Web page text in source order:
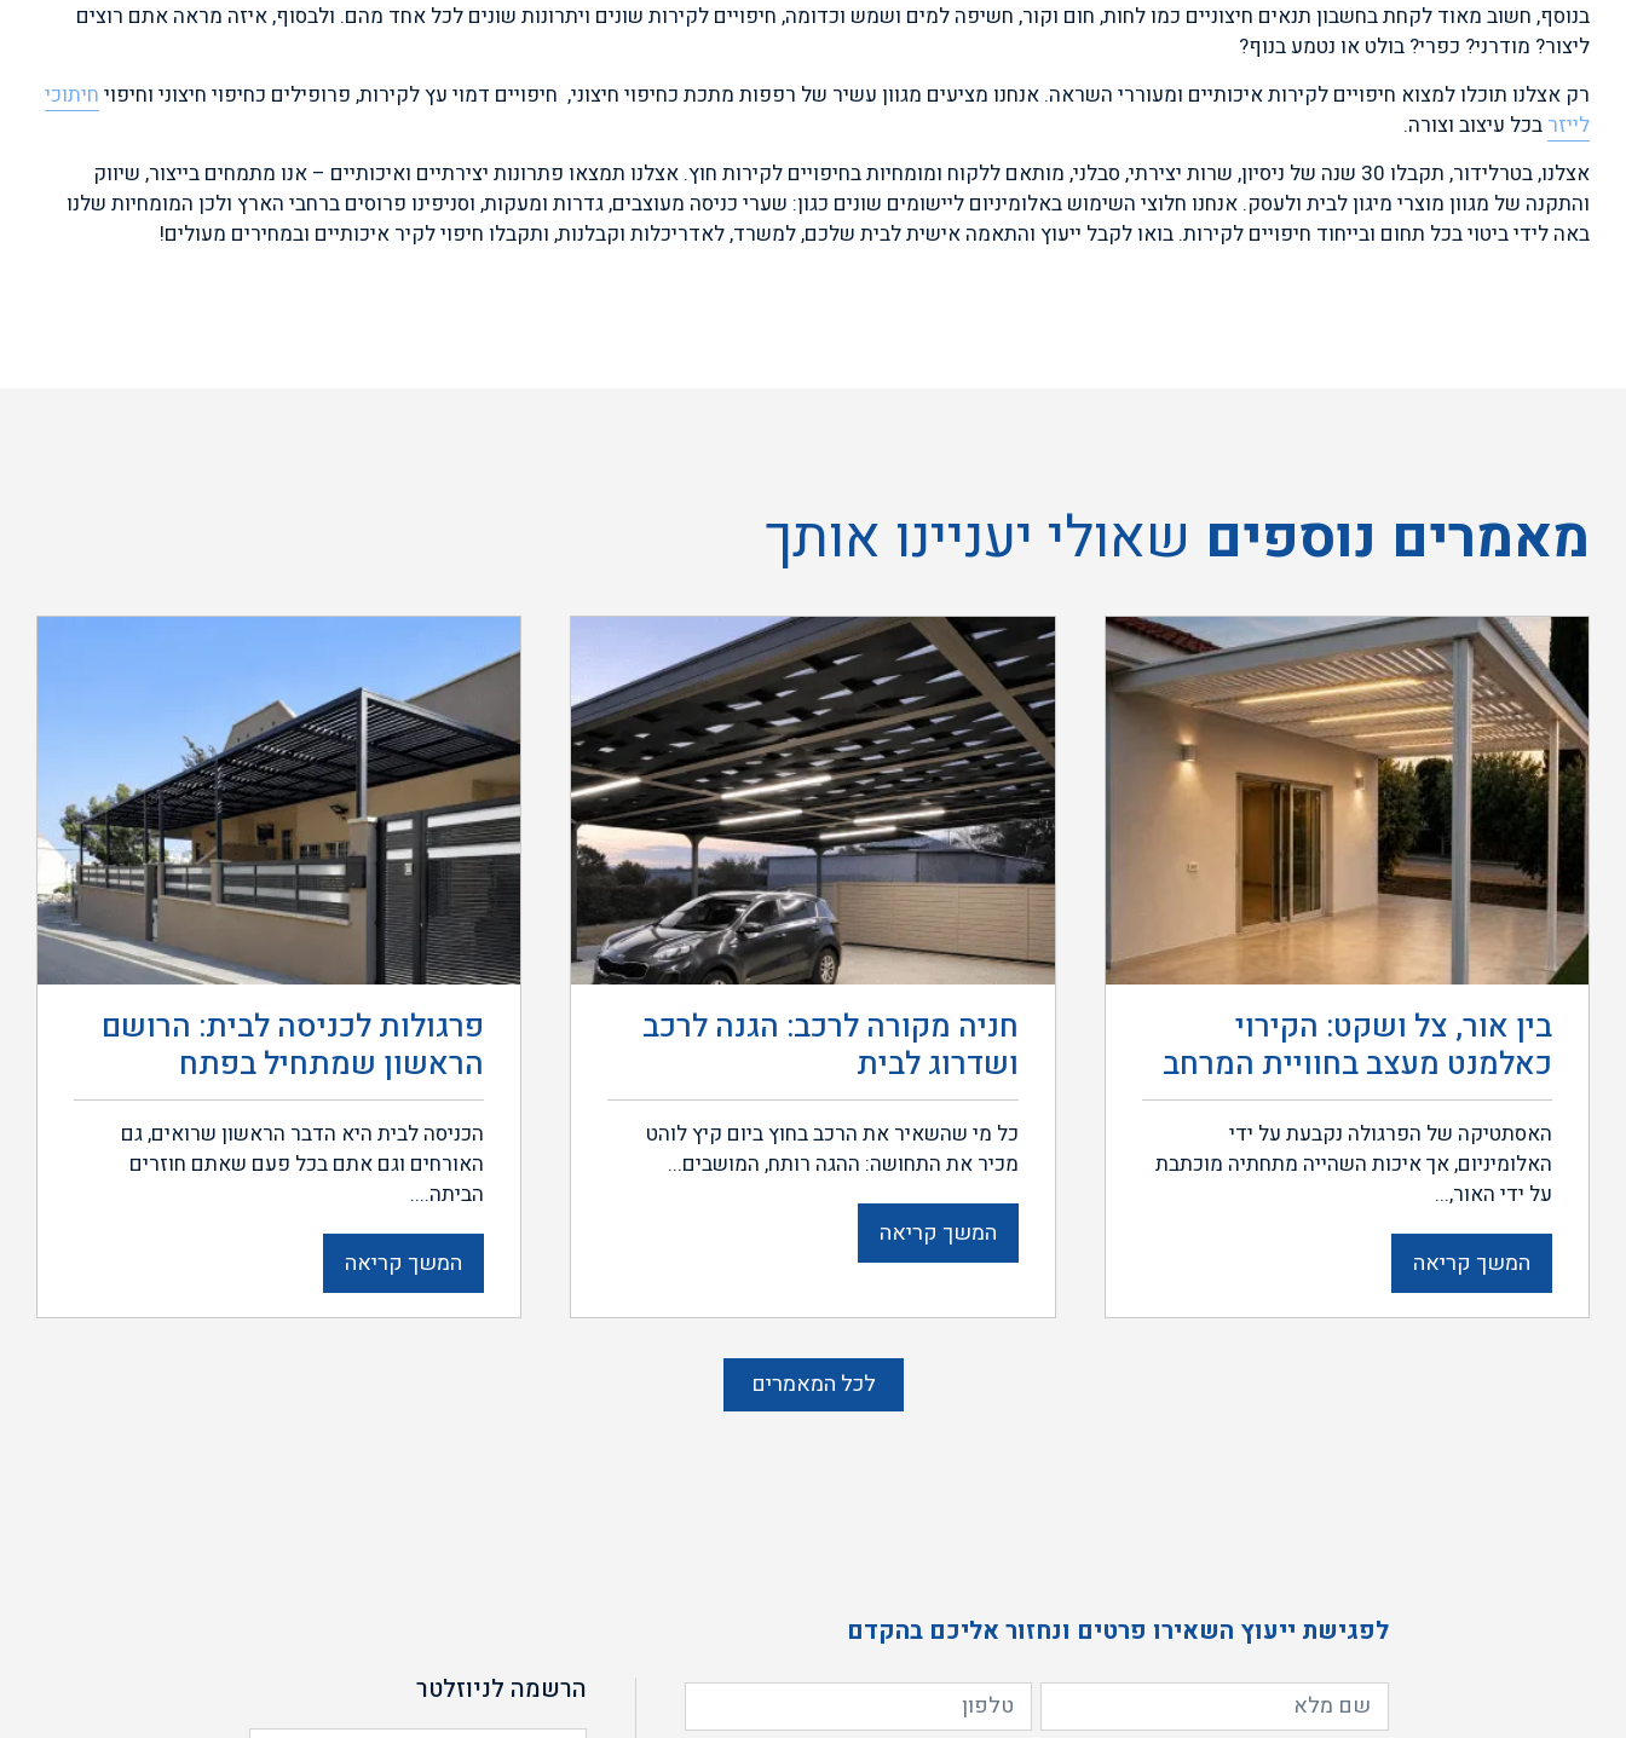
בנוסף, חשוב מאוד לקחת בחשבון תנאים חיצוניים כמו לחות, חום וקור, חשיפה למים ושמש וכדומה, חיפויים לקירות שונים ויתרונות שונים לכל אחד מהם. ולבסוף, איזה מראה אתם רוצים
ליצור? מודרני? כפרי? בולט או נטמע בנוף?
רק אצלנו תוכלו למצוא חיפויים לקירות איכותיים ומעוררי השראה. אנחנו מציעים מגוון עשיר של רפפות מתכת כחיפוי חיצוני, חיפויים דמוי עץ לקירות, פרופילים כחיפוי חיצוני וחיפוי חיתוכי
לייזר בכל עיצוב וצורה.
אצלנו, בטרלידור, תקבלו 30 שנה של ניסיון, שרות יצירתי, סבלני, מותאם ללקוח ומומחיות בחיפויים לקירות חוץ. אצלנו תמצאו פתרונות יצירתיים ואיכותיים – אנו מתמחים בייצור, שיווק
והתקנה של מגוון מוצרי מיגון לבית ולעסק. אנחנו חלוצי השימוש באלומיניום ליישומים שונים כגון: שערי כניסה מעוצבים, גדרות ומעקות, וסניפינו פרוסים ברחבי הארץ ולכן המומחיות שלנו
באה לידי ביטוי בכל תחום ובייחוד חיפויים לקירות. בואו לקבל ייעוץ והתאמה אישית לבית שלכם, למשרד, לאדריכלות וקבלנות, ותקבלו חיפוי לקיר איכותיים ובמחירים מעולים!
מאמרים נוספים שאולי יעניינו אותך
בין אור, צל ושקט: הקירוי
כאלמנט מעצב בחוויית המרחב
האסתטיקה של הפרגולה נקבעת על ידי
האלומיניום, אך איכות השהייה מתחתיה מוכתבת
על ידי האור,...
המשך קריאה
חניה מקורה לרכב: הגנה לרכב
ושדרוג לבית
כל מי שהשאיר את הרכב בחוץ ביום קיץ לוהט
מכיר את התחושה: ההגה רותח, המושבים...
המשך קריאה
פרגולות לכניסה לבית: הרושם
הראשון שמתחיל בפתח
הכניסה לבית היא הדבר הראשון שרואים, גם
האורחים וגם אתם בכל פעם שאתם חוזרים
הביתה....
המשך קריאה
לכל המאמרים
לפגישת ייעוץ השאירו פרטים ונחזור אליכם בהקדם
הרשמה לניוזלטר